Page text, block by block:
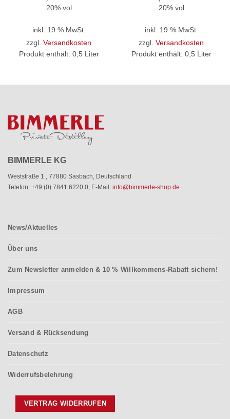
20% vol
inkl. 19 % MwSt.
zzgl. Versandkosten
Produkt enthält: 0,5 Liter
20% vol
inkl. 19 % MwSt.
zzgl. Versandkosten
Produkt enthält: 0,5 Liter
BIMMERLE KG
Weststraße 1 77880 Sasbach
Deutschland
Telefon: +49 (0) 7841 6220 0
E-Mail: info@bimmerle-shop.de
News/Aktuelles
Über uns
Zum Newsletter anmelden & 10 % Willkommens-Rabatt sichern!
Impressum
AGB
Versand & Rücksendung
Datenschutz
Widerrufsbelehrung
VERTRAG WIDERRUFEN